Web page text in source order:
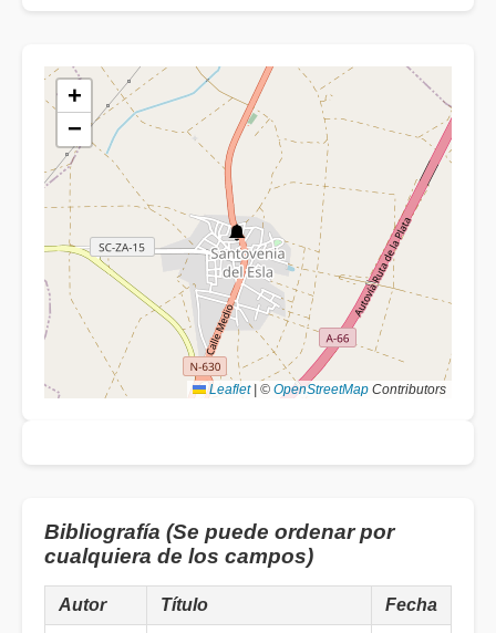
+
−
Leaflet © OpenStreetMap Contributors
Bibliografía (Se puede ordenar por
cualquiera de los campos)
Autor Título Fecha